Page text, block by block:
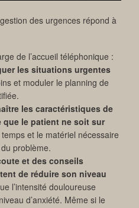
des urgences répond à
de l’accueil téléphonique :
les situations urgentes
et moduler le planning de
les caractéristiques de
que le patient ne soit sur
et le matériel nécessaire
problème.
et des conseils
de réduire son niveau
l’intensité douloureuse
d’anxiété. Même si le